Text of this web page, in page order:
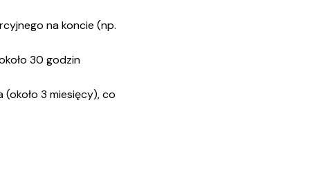
na koncie (np.
30 godzin
3 miesięcy), co